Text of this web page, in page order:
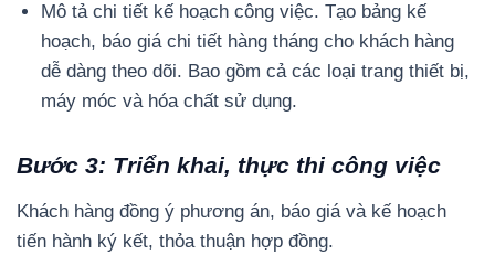
Mô tả chi tiết kế hoạch công việc. Tạo bảng kế
hoạch, báo giá chi tiết hàng tháng cho khách hàng
dễ dàng theo dõi. Bao gồm cả các loại trang thiết bị,
máy móc và hóa chất sử dụng.
Bước 3: Triển khai, thực thi công việc
Khách hàng đồng ý phương án, báo giá và kế hoạch
tiến hành ký kết, thỏa thuận hợp đồng.